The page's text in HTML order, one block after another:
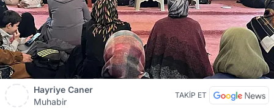
Hayriye Caner
Muhabir
TAKİP ET